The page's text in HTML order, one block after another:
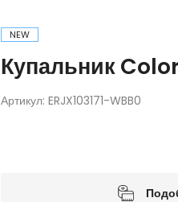
NEW
Купальник
Артикул: ERJX103171-WBB0